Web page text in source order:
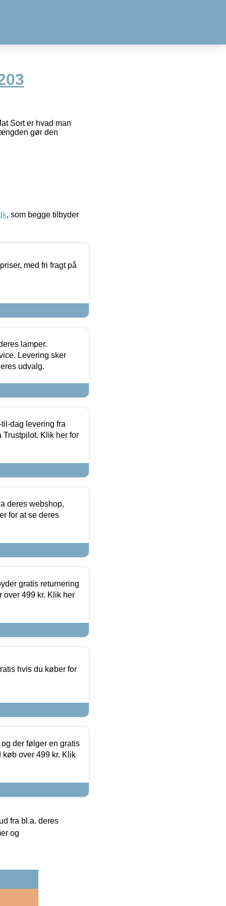
Sort er hvad man
gør den
, som begge tilbyder
med fri fragt på
lamper.
Levering sker
udvalg.
dag levering fra
Trustpilot. Klik her for
deres webshop,
for at se deres
gratis returnering
over 499 kr. Klik her
hvis du køber for
der følger en gratis
køb over 499 kr. Klik
fra bl.a. deres
og